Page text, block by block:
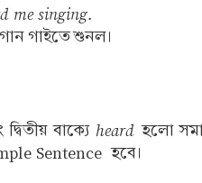
me singing.
গাইতে শুনল।
বাক্যে heardহলো
Sentence হবে।